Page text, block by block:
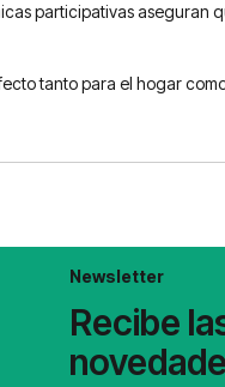
participativas aseguran
tanto para el hogar
Newsletter
Recibe